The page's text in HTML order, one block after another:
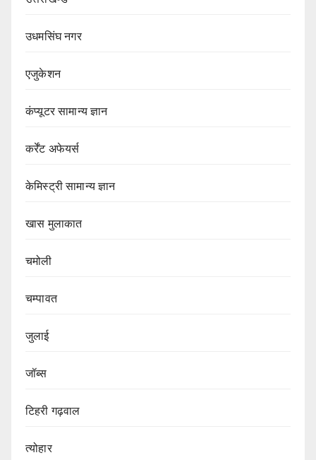
उधमसिंघ नगर
एजुकेशन
कंप्यूटर सामान्य ज्ञान
कर्रेंट अफेयर्स
केमिस्ट्री सामान्य ज्ञान
खास मुलाकात
चमोली
चम्पावत
जुलाई
जॉब्स
टिहरी गढ़वाल
त्योहार